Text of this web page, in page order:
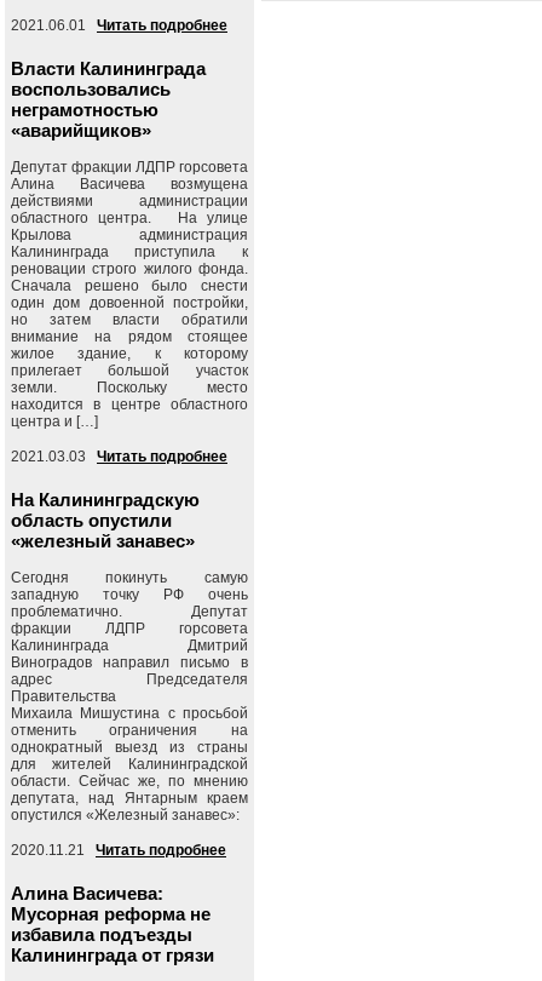
2021.06.01 Читать подробнее
Власти Калининграда
воспользовались
неграмотностью
«аварийщиков»
Депутат фракции ЛДПР горсовета
Алина Васичева возмущена
действиями администрации
областного центра. На улице
Крылова администрация
Калининграда приступила к
реновации строго жилого фонда.
Сначала решено было снести
один дом довоенной постройки,
но затем власти обратили
внимание на рядом стоящее
жилое здание, к которому
прилегает большой участок
земли. Поскольку место
находится в центре областного
центра и […]
2021.03.03 Читать подробнее
На Калининградскую
область опустили
«железный занавес»
Сегодня покинуть самую
западную точку РФ очень
проблематично. Депутат
фракции ЛДПР горсовета
Калининграда Дмитрий
Виноградов направил письмо в
адрес Председателя
Правительства
Михаила Мишустина с просьбой
отменить ограничения на
однократный выезд из страны
для жителей Калининградской
области. Сейчас же, по мнению
депутата, над Янтарным краем
опустился «Железный занавес»:
2020.11.21 Читать подробнее
Алина Васичева:
Мусорная реформа не
избавила подъезды
Калининграда от грязи